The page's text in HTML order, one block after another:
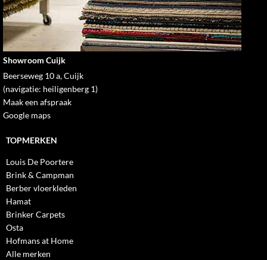
Showroom Cuijk
Beerseweg 10 a, Cuijk
(navigatie: heiligenberg 1)
Maak een afspraak
Google maps
TOPMERKEN
Louis De Poortere
Brink & Campman
Berber vloerkleden
Hamat
Brinker Carpets
Osta
Hofmans at Home
Alle merken